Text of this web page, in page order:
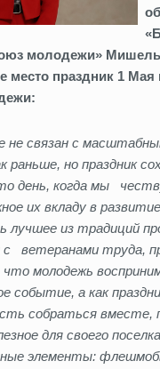
молодежи»
место праздник 1 Мая
не связан с
раньше, но праздник
день, когда мы
их вкладу в
лучшее из традиций
с ветеранами труда,
молодежь
событие, а как
собраться вместе,
для своего
элементы: